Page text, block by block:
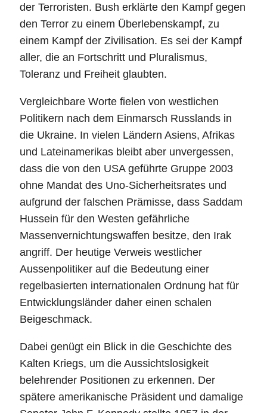
der Terroristen. Bush erklärte den Kampf gegen
den Terror zu einem Überlebenskampf, zu
einem Kampf der Zivilisation. Es sei der Kampf
aller, die an Fortschritt und Pluralismus,
Toleranz und Freiheit glaubten.
Vergleichbare Worte fielen von westlichen
Politikern nach dem Einmarsch Russlands in
die Ukraine. In vielen Ländern Asiens, Afrikas
und Lateinamerikas bleibt aber unvergessen,
dass die von den USA geführte Gruppe 2003
ohne Mandat des Uno-Sicherheitsrates und
aufgrund der falschen Prämisse, dass Saddam
Hussein für den Westen gefährliche
Massenvernichtungswaffen besitze, den Irak
angriff. Der heutige Verweis westlicher
Aussenpolitiker auf die Bedeutung einer
regelbasierten internationalen Ordnung hat für
Entwicklungsländer daher einen schalen
Beigeschmack.
Dabei genügt ein Blick in die Geschichte des
Kalten Kriegs, um die Aussichtslosigkeit
belehrender Positionen zu erkennen. Der
spätere amerikanische Präsident und damalige